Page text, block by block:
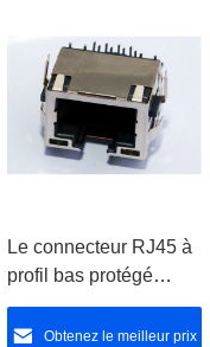
Le connecteur RJ45 à
profil bas protégé
LPJE169AENL avec
LEDObtenez le meilleur prix